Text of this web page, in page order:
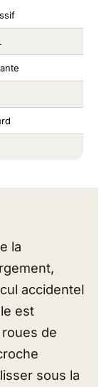
la
accidentel
est
de
sous la